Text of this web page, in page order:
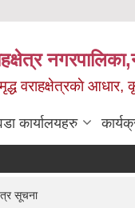
वराहक्षेत्रकाे आधार,
कार्यालयहरु
सूचना